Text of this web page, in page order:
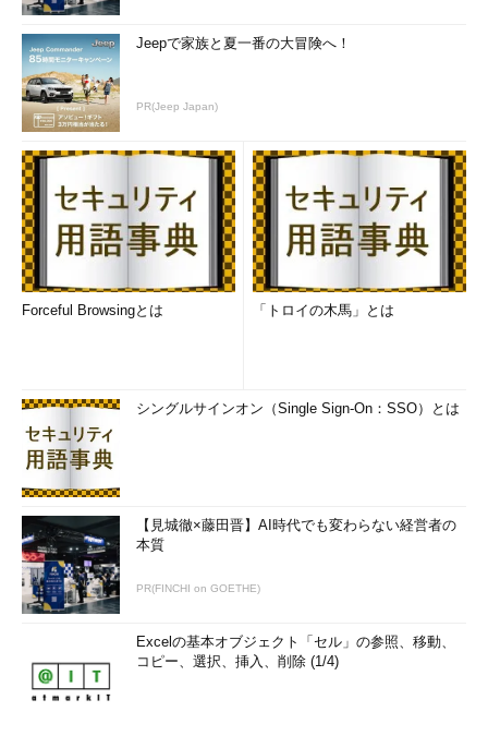
Jeepで家族と夏一番の大冒険へ！
PR(Jeep Japan)
Forceful Browsingとは 「トロイの木馬」とは
シングルサインオン（Single Sign-On：SSO）とは
【見城徹×藤田晋】AI時代でも変わらない経営者の
本質
PR(FINCHI on GOETHE)
Excelの基本オブジェクト「セル」の参照、移動、
コピー、選択、挿入、削除 (1/4)